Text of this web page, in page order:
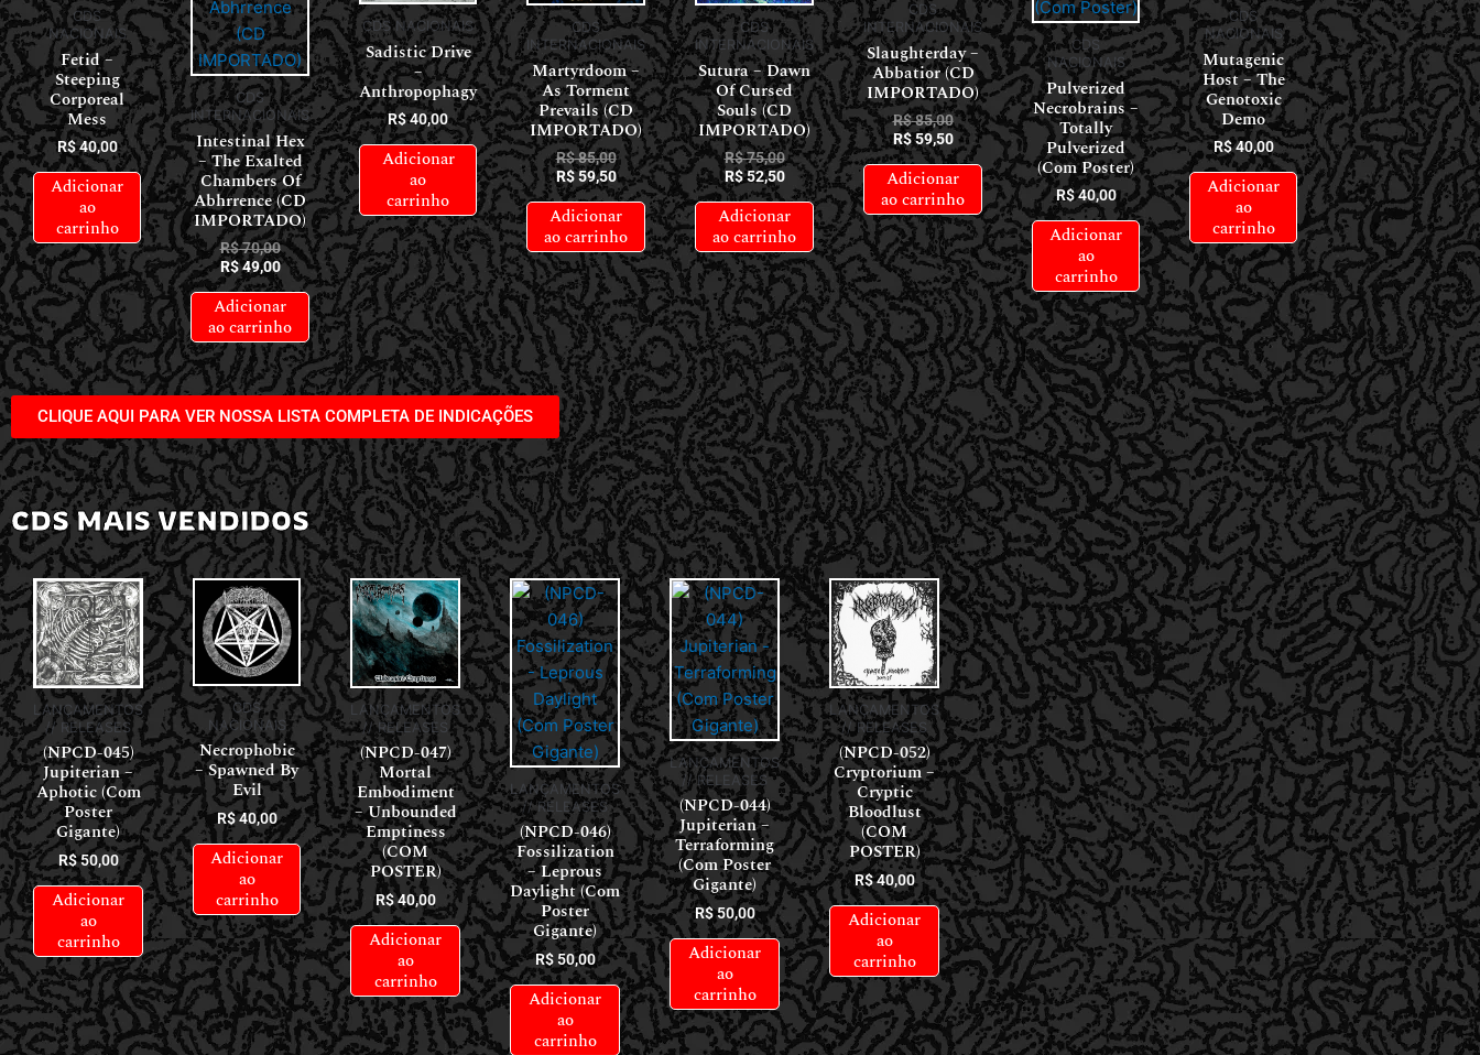
CDS
NACIONAIS
Fetid –
Steeping
Corporeal
Mess
R$40,00
Adicionar
ao
carrinho
CDS
INTERNACIONAIS
Intestinal Hex
– The Exalted
Chambers Of
Abhrrence (CD
IMPORTADO)
R$70,00
R$49,00
Adicionar
ao carrinho
CDS NACIONAIS
Sadistic Drive
–
Anthropophagy
R$40,00
Adicionar
ao
carrinho
CDS
INTERNACIONAIS
Martyrdoom –
As Torment
Prevails (CD
IMPORTADO)
R$85,00
R$59,50
Adicionar
ao carrinho
CDS
INTERNACIONAIS
Sutura – Dawn
Of Cursed
Souls (CD
IMPORTADO)
R$75,00
R$52,50
Adicionar
ao carrinho
CDS
INTERNACIONAIS
Slaughterday –
Abbatior (CD
IMPORTADO)
R$85,00
R$59,50
Adicionar
ao carrinho
CDS
NACIONAIS
Pulverized
Necrobrains –
Totally
Pulverized
(Com Poster)
R$40,00
Adicionar
ao
carrinho
CDS
NACIONAIS
Mutagenic
Host – The
Genotoxic
Demo
R$40,00
Adicionar
ao
carrinho
CLIQUE AQUI PARA VER NOSSA LISTA COMPLETA DE INDICAÇÕES
CDS MAIS VENDIDOS
LANÇAMENTOS
// RELEASES
(NPCD-045)
Jupiterian –
Aphotic (Com
Poster
Gigante)
R$50,00
Adicionar
ao
carrinho
CDS
NACIONAIS
Necrophobic
– Spawned By
Evil
R$40,00
Adicionar
ao
carrinho
LANÇAMENTOS
// RELEASES
(NPCD-047)
Mortal
Embodiment
– Unbounded
Emptiness
(COM
POSTER)
R$40,00
Adicionar
ao
carrinho
LANÇAMENTOS
// RELEASES
(NPCD-046)
Fossilization
– Leprous
Daylight (Com
Poster
Gigante)
R$50,00
Adicionar
ao
carrinho
LANÇAMENTOS
// RELEASES
(NPCD-044)
Jupiterian –
Terraforming
(Com Poster
Gigante)
R$50,00
Adicionar
ao
carrinho
LANÇAMENTOS
// RELEASES
(NPCD-052)
Cryptorium –
Cryptic
Bloodlust
(COM
POSTER)
R$40,00
Adicionar
ao
carrinho